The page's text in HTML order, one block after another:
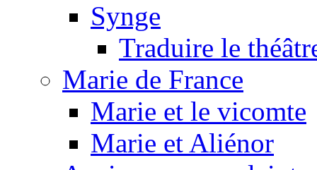
Synge
Traduire le
Marie de France
Marie et le vicomte
Marie et Aliénor